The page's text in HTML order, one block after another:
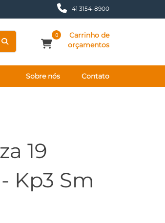
41 3154-8900
0
Carrinho de
orçamentos
Sobre nós Contato
19
Kp3 Sm